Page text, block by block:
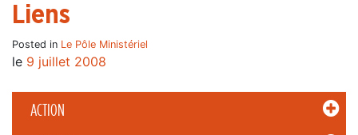
ACTION
Liens
Posted in Le Pôle Ministériel
le 9 juillet 2008